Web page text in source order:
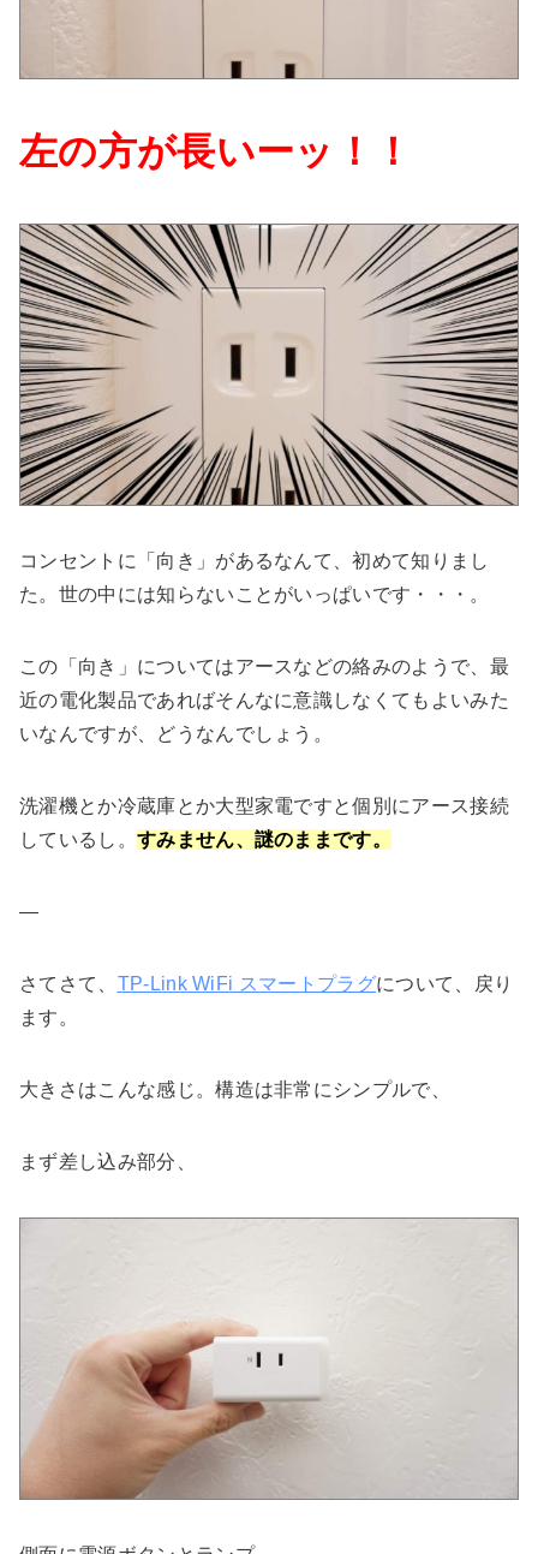
左の方が長いーッ！！
コンセントに「向き」があるなんて、初めて知りまし
た。世の中には知らないことがいっぱいです・・・。
この「向き」についてはアースなどの絡みのようで、最
近の電化製品であればそんなに意識しなくてもよいみた
いなんですが、どうなんでしょう。
洗濯機とか冷蔵庫とか大型家電ですと個別にアース接続
しているし。 すみません、謎のままです。
—
さてさて、 TP-Link WiFi スマートプラグについて、戻り
ます。
大きさはこんな感じ。構造は非常にシンプルで、
まず差し込み部分、